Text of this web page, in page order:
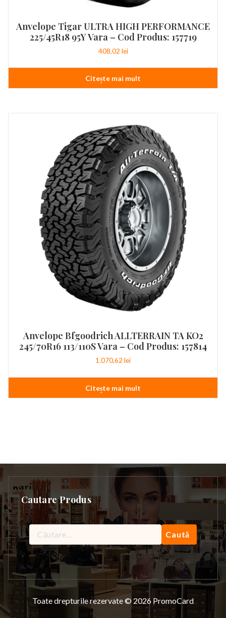
Anvelope Tigar ULTRA HIGH PERFORMANCE
225/45R18 95Y Vara – Cod Produs: 157719
408,02 lei
Citește mai mult
Anvelope Bfgoodrich ALLTERRAIN TA KO2
245/70R16 113/110S Vara – Cod Produs: 157814
1.070,62 lei
Citește mai mult
Cautare Produs
Caută
după:
Toate drepturile rezervate © 2026 PromoCard